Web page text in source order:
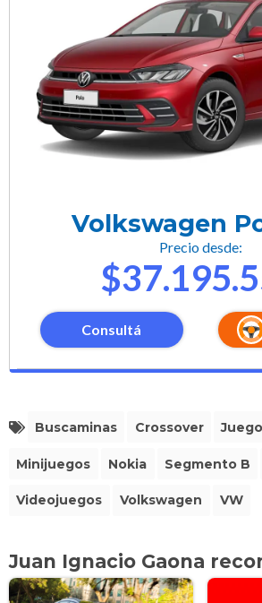
Volkswagen
Precio desde:
Consultá
Buscaminas Crossover
Minijuegos Nokia Segmento B
Videojuegos Volkswagen VW
Juan Ignacio Gaona